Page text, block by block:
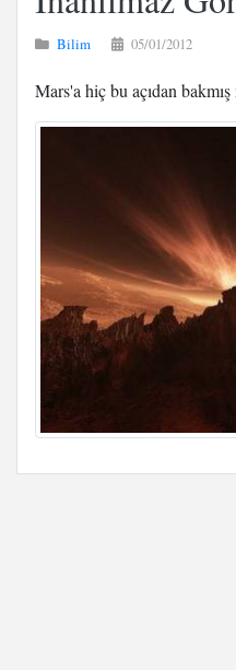
Bilim 05/01/2012
Mars'a hiç bu açıdan bakmış